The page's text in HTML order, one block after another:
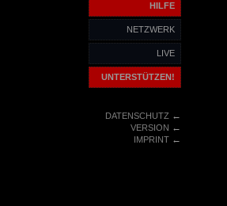
HILFE
NETZWERK
LIVE
UNTERSTÜTZEN!
DATENSCHUTZ←
VERSION ←
IMPRINT←